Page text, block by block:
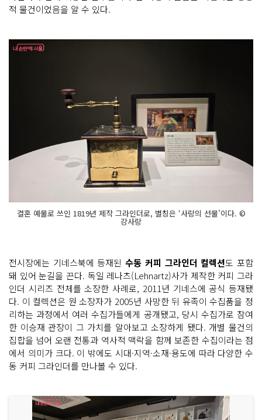
적 물건이었음을 알 수 있다.
결혼 예물로 쓰인 1819년 제작 그라인더로, 별칭은 ‘사랑의 선물’이다. ©
강사랑
전시장에는 기네스북에 등재된수동 커피 그라인더 컬렉션도 포함
돼 있어 눈길을 끈다. 독일 레나츠(Lehnartz)사가 제작한 커피 그라
인더 시리즈 전체를 소장한 사례로, 2011년 기네스에 공식 등재됐
다. 이 컬렉션은 원 소장자가 2005년 사망한 뒤 유족이 수집품을 정
리하는 과정에서 여러 수집가들에게 공개됐고, 당시 수집가로 참여
한 이승재 관장이 그 가치를 알아보고 소장하게 됐다. 개별 물건의
집합을 넘어 오랜 전통과 역사적 맥락을 함께 보존한 수집이라는 점
에서 의미가 크다. 이 밖에도 시대·지역·소재·용도에 따라 다양한 수
동 커피 그라인더를 만나볼 수 있다.